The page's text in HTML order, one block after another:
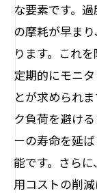
な要素です。
の摩耗が早ま
ります。これ
定期的にモニ
とが求められ
ク負荷を避け
ーの寿命を延
能です。さら
用コストの削